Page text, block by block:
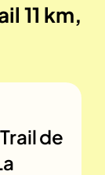
11 km,
Trail de